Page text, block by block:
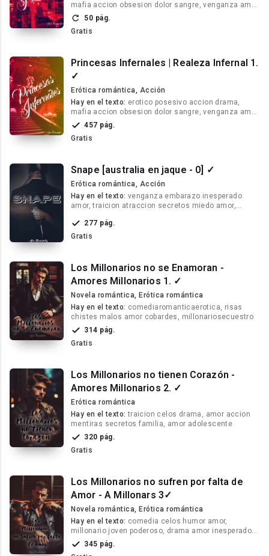
mafia accion obsesion dolor sangre, venganza amor
dolor traicion
50 pág.
Gratis
Princesas Infernales | Realeza Infernal 1.
✓
Erótica romántica, Acción
Hay en el texto: erotico posesivo accion drama,
mafia accion obsesion dolor sangre, venganza amor
dolor traicion
457 pág.
Gratis
Snape [australia en jaque - 0] ✓
Erótica romántica, Acción
Hay en el texto: venganza embarazo inesperado
amor, traicion atraccion secretos miedo amor,
277 pág.
Gratis
Los Millonarios no se Enamoran -
Amores Millonarios 1. ✓
Novela romántica, Erótica romántica
Hay en el texto: comediaromanticaerotica, risas
chistes malos amor cobardes, millonariosecuestro
314 pág.
Gratis
Los Millonarios no tienen Corazón -
Amores Millonarios 2. ✓
Erótica romántica
Hay en el texto:traicion celos drama, amor accion
mentiras secretos familia, amor adolescente
320 pág.
Gratis
Los Millonarios no sufren por falta de
Amor - A Millonars 3✓
Novela romántica, Erótica romántica
Hay en el texto: comedia celos humor amor,
millonario joven poderoso, drama amor inesperado
misterio familia
345 pág.